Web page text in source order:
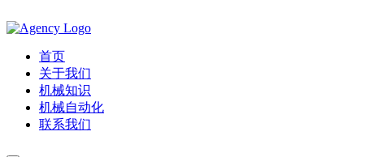
首页
关于我们
机械知识
机械自动化
联系我们